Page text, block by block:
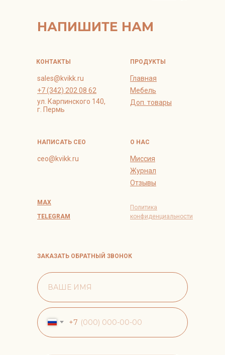
НАПИШИТЕ НАМ
Политика
конфиденциальности
+7 (342) 202 08 62
ул. Карпинского 140,
г. Пермь
ЗАКАЗАТЬ ОБРАТНЫЙ ЗВОНОК
Главная
Мебель
Доп. товары
Миссия
Журнал
Отзывы
sales@kvikk.ru
ПРОДУКТЫ
О НАС
КОНТАКТЫ
ceo@kvikk.ru
НАПИСАТЬ СЕО
MAX
TELEGRAM
+7